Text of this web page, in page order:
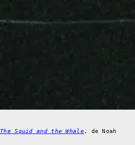
The Squid and the Whale , de Noah